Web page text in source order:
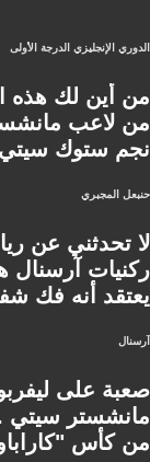
الدوري الإنجليزي الدرجة الأولى
من أين لك
من لاعب
نجم ستوك سيتي
حنبعل المجبري
لا تحدثني عن
ركنيات آرسنال
يعتقد أنه فك
آرسنال
صعبة على
من كأس